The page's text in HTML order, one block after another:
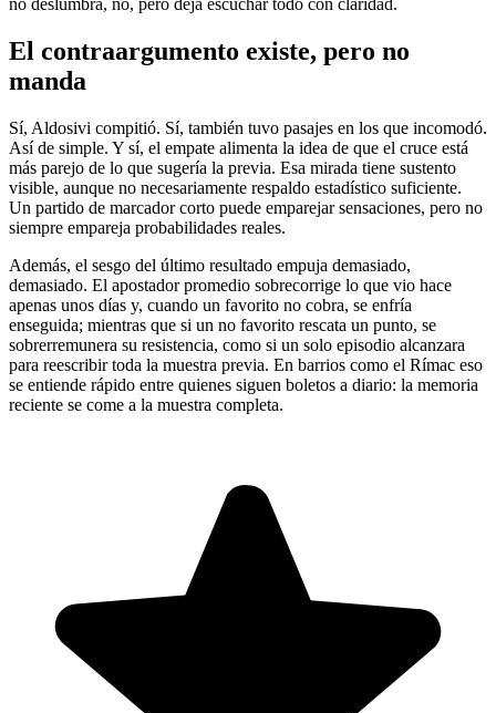
no deslumbra, no, pero deja escuchar todo con claridad.
El contraargumento existe, pero no
manda
Sí, Aldosivi compitió. Sí, también tuvo pasajes en los que incomodó.
Así de simple. Y sí, el empate alimenta la idea de que el cruce está
más parejo de lo que sugería la previa. Esa mirada tiene sustento
visible, aunque no necesariamente respaldo estadístico suficiente.
Un partido de marcador corto puede emparejar sensaciones, pero no
siempre empareja probabilidades reales.
Además, el sesgo del último resultado empuja demasiado,
demasiado. El apostador promedio sobrecorrige lo que vio hace
apenas unos días y, cuando un favorito no cobra, se enfría
enseguida; mientras que si un no favorito rescata un punto, se
sobrerremunera su resistencia, como si un solo episodio alcanzara
para reescribir toda la muestra previa. En barrios como el Rímac eso
se entiende rápido entre quienes siguen boletos a diario: la memoria
reciente se come a la muestra completa.